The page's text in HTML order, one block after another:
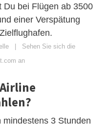
Du bei Flügen ab 3500
einer Verspätung
| Sehen Sie sich die
an
3 Stunden